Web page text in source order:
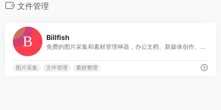
文件管理
Billfish
免费的图片采集和素材管理神器，办公文档、新媒体创作、设计师等人员必备工具！
图片采集 文件管理 素材整理